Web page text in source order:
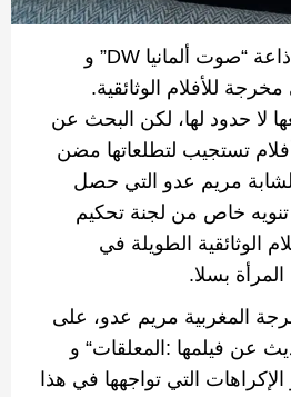
“صوت ألمانيا DW”
و
للأفلام الوثائقية.
لا حدود لها، لكن البحث عن
تستجيب لتطلعاتها مضن
مريم عدو التي حصل
خاص من لجنة تحكيم
الوثائقية الطويلة في
بسلا.
المغربية مريم عدو، على
عن فيلمها :المعلقات“ و
التي تواجهها في هذا